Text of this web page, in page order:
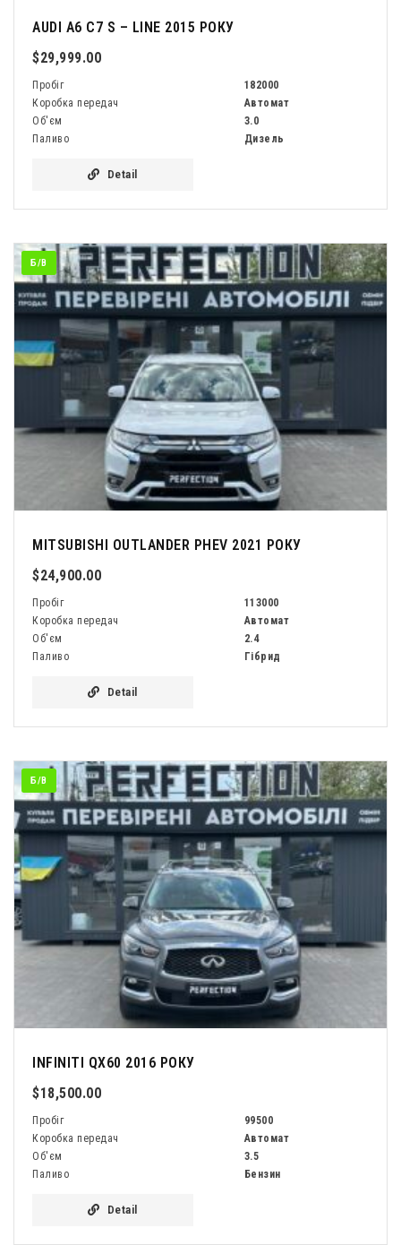
AUDI A6 C7 S – LINE 2015 РОКУ
$29,999.00
Пробіг
182000
Коробка передач
Автомат
Об'єм
3.0
Паливо
Дизель
Detail
Б/В
MITSUBISHI OUTLANDER PHEV 2021 РОКУ
$24,900.00
Пробіг
113000
Коробка передач
Автомат
Об'єм
2.4
Паливо
Гібрид
Detail
Б/В
INFINITI QX60 2016 РОКУ
$18,500.00
Пробіг
99500
Коробка передач
Автомат
Об'єм
3.5
Паливо
Бензин
Detail